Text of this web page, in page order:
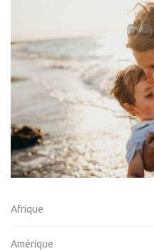
Afrique
Amérique